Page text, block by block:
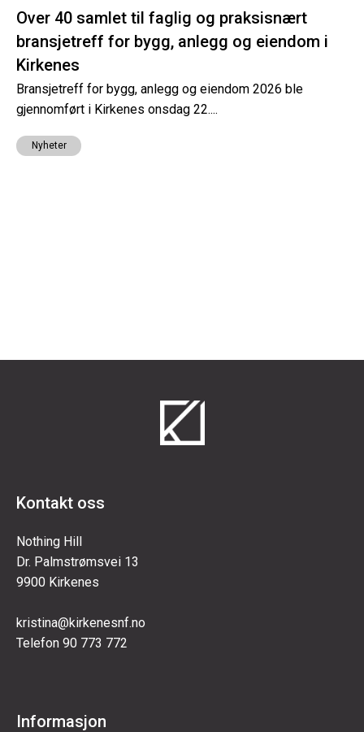
Over 40 samlet til faglig og praksisnært
bransjetreff for bygg, anlegg og eiendom i
Kirkenes
Bransjetreff for bygg, anlegg og eiendom 2026 ble
gjennomført i Kirkenes onsdag 22....
Nyheter
Kontakt oss
Nothing Hill
Dr. Palmstrømsvei 13
9900 Kirkenes
kristina@kirkenesnf.no
Telefon 90 773 772
Informasjon